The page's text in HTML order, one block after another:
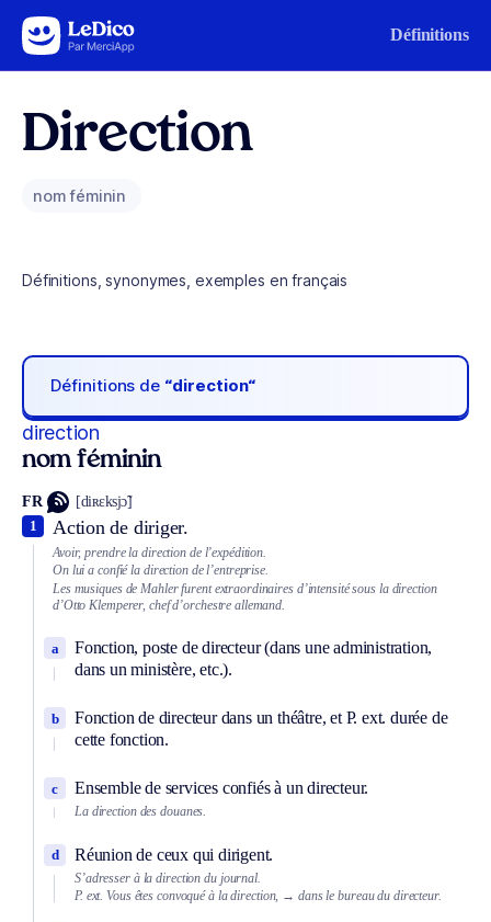
Aller au contenu Définitions
Direction
nom féminin
Définitions, synonymes, exemples en français
Définitions de “direction“
direction
nom féminin
FR [diʀɛksjɔ̃]
Action de diriger.
1
Avoir, prendre la direction de l’expédition.
On lui a confié la direction de l’entreprise.
Les musiques de Mahler furent extraordinaires d’intensité sous la direction
d’Otto Klemperer, chef d’orchestre allemand.
Fonction, poste de directeur (dans une administration,
dans un ministère, etc.).
a
Fonction de directeur dans un théâtre, et P. ext. durée de
cette fonction.
b
Ensemble de services confiés à un directeur.
c
La direction des douanes.
Réunion de ceux qui dirigent.
d
S’adresser à la direction du journal.
P. ext. Vous êtes convoqué à la direction, → dans le bureau du directeur.